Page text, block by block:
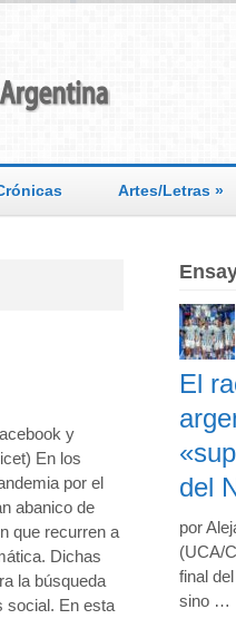
Artes/Letras »
y
En los
por el
abanico de
que recurren a
Dichas
la búsqueda
social. En esta
El
del
por
(UCA/
final
sino …